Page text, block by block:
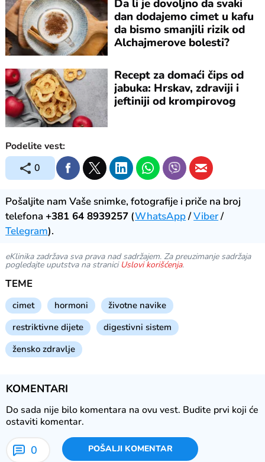
Da li je dovoljno da svaki
dan dodajemo cimet u kafu
da bismo smanjili rizik od
Alchajmerove bolesti?
Recept za domaći čips od
jabuka: Hrskav, zdraviji i
jeftiniji od krompirovog
Podelite vest:
0
Pošaljite nam Vaše snimke, fotografije i priče na broj
telefona +381 64 8939257 (WhatsApp/Viber/
Telegram).
eKlinika zadržava sva prava nad sadržajem. Za preuzimanje sadržaja
pogledajte uputstva na stranici Uslovi korišćenja.
TEME
cimet hormoni
životne navike
restriktivne dijete
digestivni sistem
žensko zdravlje
KOMENTARI
Do sada nije bilo komentara na ovu vest. Budite prvi koji će
ostaviti komentar.
0 POŠALJI KOMENTAR